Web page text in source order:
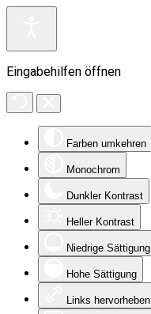
Eingabehilfen öffnen
Farben umkehren
Monochrom
Dunkler Kontrast
Heller Kontrast
Niedrige Sättigung
Hohe Sättigung
Links hervorheben